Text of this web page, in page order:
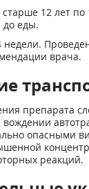
12 лет по
до еды.
врача.
препарата
опасными
реакций.